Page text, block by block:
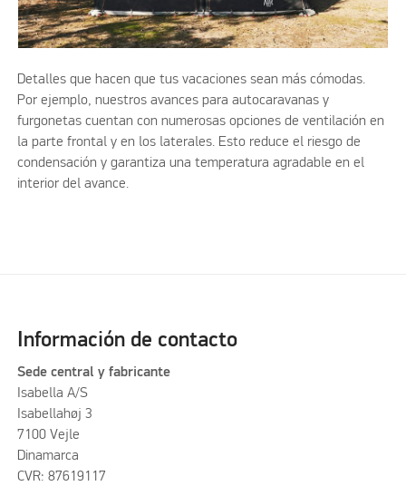
Detalles que hacen que tus vacaciones sean más cómodas.
Por ejemplo, nuestros avances para autocaravanas y
furgonetas cuentan con numerosas opciones de ventilación en
la parte frontal y en los laterales. Esto reduce el riesgo de
condensación y garantiza una temperatura agradable en el
interior del avance.
Información de contacto
Sede central y fabricante
Isabella A/S
Isabellahøj 3
7100 Vejle
Dinamarca
CVR: 87619117